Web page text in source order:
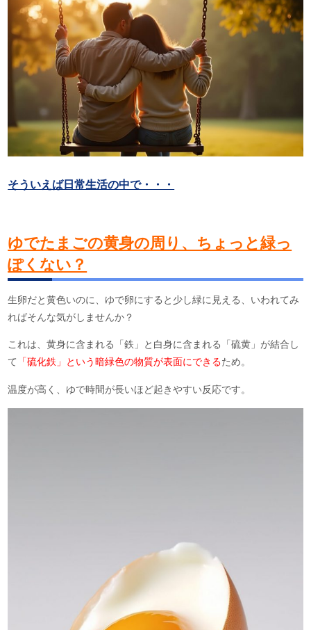
そういえば日常生活の中で・・・
ゆでたまごの黄身の周り、ちょっと緑っ
ぽくない？
生卵だと黄色いのに、ゆで卵にすると少し緑に見える、いわれてみ
ればそんな気がしませんか？
これは、黄身に含まれる「鉄」と白身に含まれる「硫黄」が結合し
て
「硫化鉄」という暗緑色の物質が表面にできるため。
温度が高く、ゆで時間が長いほど起きやすい反応です。